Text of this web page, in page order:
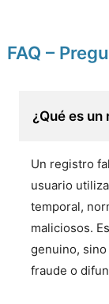
FAQ –
¿Qué es
Un registro
usuario
temporal,
maliciosos.
genuino,
fraude o